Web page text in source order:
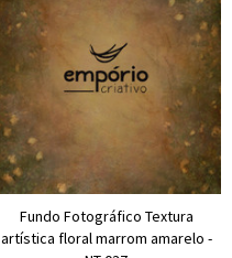
Fundo Fotográfico Textura
artística floral marrom amarelo -